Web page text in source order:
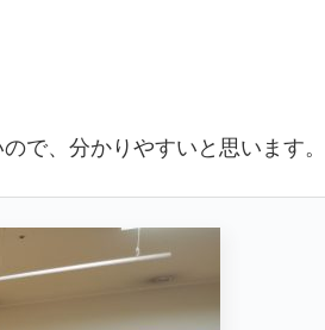
で、分かりやすいと思います。